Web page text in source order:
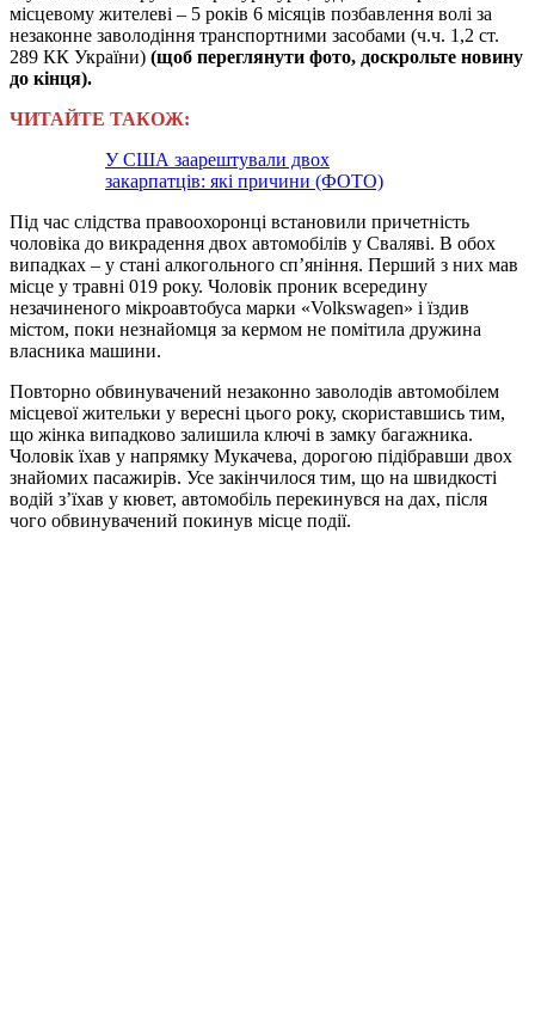
місцевому жителеві – 5 років 6 місяців позбавлення волі за
незаконне заволодіння транспортними засобами (ч.ч. 1,2 ст.
289 КК України) (щоб переглянути фото, доскрольте новину
до кінця).
ЧИТАЙТЕ ТАКОЖ:
У США заарештували двох
закарпатців: які причини (ФОТО)
Під час слідства правоохоронці встановили причетність
чоловіка до викрадення двох автомобілів у Сваляві. В обох
випадках – у стані алкогольного сп’яніння. Перший з них мав
місце у травні 019 року. Чоловік проник всередину
незачиненого мікроавтобуса марки «Volkswagen» і їздив
містом, поки незнайомця за кермом не помітила дружина
власника машини.
Повторно обвинувачений незаконно заволодів автомобілем
місцевої жительки у вересні цього року, скориставшись тим,
що жінка випадково залишила ключі в замку багажника.
Чоловік їхав у напрямку Мукачева, дорогою підібравши двох
знайомих пасажирів. Усе закінчилося тим, що на швидкості
водій з’їхав у кювет, автомобіль перекинувся на дах, після
чого обвинувачений покинув місце події.